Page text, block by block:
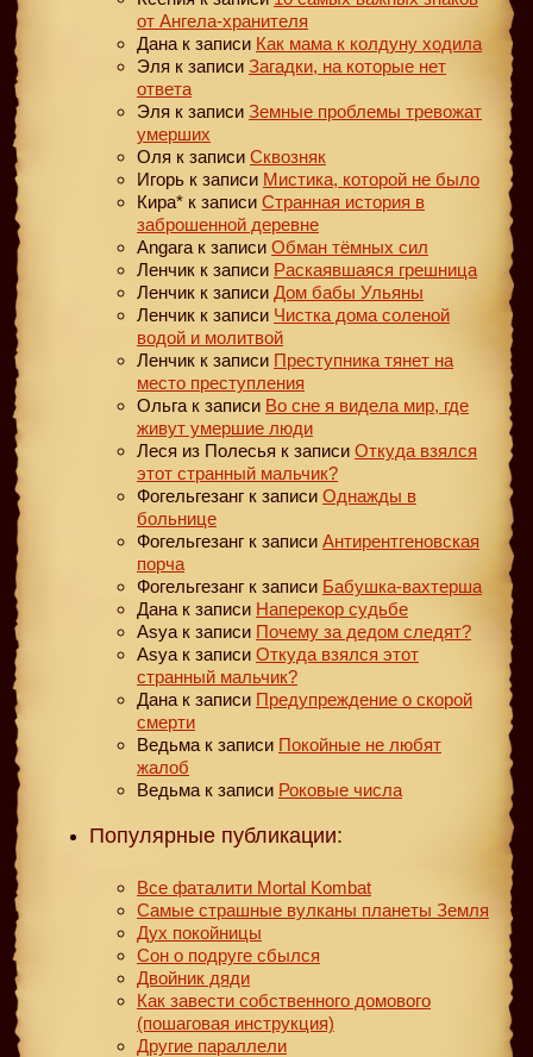
от Ангела-хранителя
Дана к записи Как мама к колдуну ходила
Эля к записи Загадки, на которые нет
ответа
Эля к записи Земные проблемы тревожат
умерших
Оля к записи Сквозняк
Игорь к записи Мистика, которой не было
Кира* к записи Странная история в
заброшенной деревне
Angara к записи Обман тёмных сил
Ленчик к записи Раскаявшаяся грешница
Ленчик к записи Дом бабы Ульяны
Ленчик к записи Чистка дома соленой
водой и молитвой
Ленчик к записи Преступника тянет на
место преступления
Ольга к записи Во сне я видела мир, где
живут умершие люди
Леся из Полесья к записи Откуда взялся
этот странный мальчик?
Фогельгезанг к записи Однажды в
больнице
Фогельгезанг к записи Антирентгеновская
порча
Фогельгезанг к записи Бабушка-вахтерша
Дана к записи Наперекор судьбе
Asya к записи Почему за дедом следят?
Asya к записи Откуда взялся этот
странный мальчик?
Дана к записи Предупреждение о скорой
смерти
Ведьма к записи Покойные не любят
жалоб
Ведьма к записи Роковые числа
Популярные публикации:
Все фаталити Mortal Kombat
Самые страшные вулканы планеты Земля
Дух покойницы
Сон о подруге сбылся
Двойник дяди
Как завести собственного домового
(пошаговая инструкция)
Другие параллели